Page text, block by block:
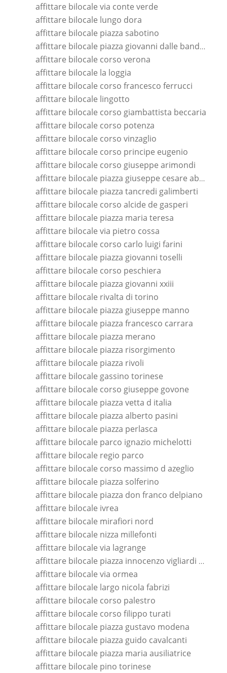
affittare bilocale via conte verde
affittare bilocale lungo dora
affittare bilocale piazza sabotino
affittare bilocale piazza giovanni dalle bande nere
affittare bilocale corso verona
affittare bilocale la loggia
affittare bilocale corso francesco ferrucci
affittare bilocale lingotto
affittare bilocale corso giambattista beccaria
affittare bilocale corso potenza
affittare bilocale corso vinzaglio
affittare bilocale corso principe eugenio
affittare bilocale corso giuseppe arimondi
affittare bilocale piazza giuseppe cesare abba
affittare bilocale piazza tancredi galimberti
affittare bilocale corso alcide de gasperi
affittare bilocale piazza maria teresa
affittare bilocale via pietro cossa
affittare bilocale corso carlo luigi farini
affittare bilocale piazza giovanni toselli
affittare bilocale corso peschiera
affittare bilocale piazza giovanni xxiii
affittare bilocale rivalta di torino
affittare bilocale piazza giuseppe manno
affittare bilocale piazza francesco carrara
affittare bilocale piazza merano
affittare bilocale piazza risorgimento
affittare bilocale piazza rivoli
affittare bilocale gassino torinese
affittare bilocale corso giuseppe govone
affittare bilocale piazza vetta d italia
affittare bilocale piazza alberto pasini
affittare bilocale piazza perlasca
affittare bilocale parco ignazio michelotti
affittare bilocale regio parco
affittare bilocale corso massimo d azeglio
affittare bilocale piazza solferino
affittare bilocale piazza don franco delpiano
affittare bilocale ivrea
affittare bilocale mirafiori nord
affittare bilocale nizza millefonti
affittare bilocale via lagrange
affittare bilocale piazza innocenzo vigliardi paravia
affittare bilocale via ormea
affittare bilocale largo nicola fabrizi
affittare bilocale corso palestro
affittare bilocale corso filippo turati
affittare bilocale piazza gustavo modena
affittare bilocale piazza guido cavalcanti
affittare bilocale piazza maria ausiliatrice
affittare bilocale pino torinese